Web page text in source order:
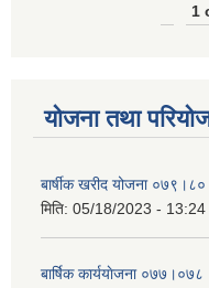
1
योजना तथा
बार्षीक खरीद योजना ०७९।८०
मिति: 05/18/2023 - 13:24
बार्षिक कार्ययाेजना ०७७।०७८